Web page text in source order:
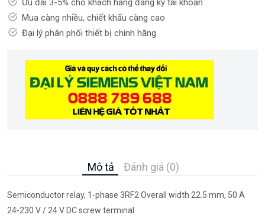
Mua càng nhiều, chiết khấu càng cao
Đại lý phân phối thiết bị chính hãng
Mô tả Đánh giá (0)
Semiconductor relay, 1-phase 3RF2 Overall width 22.5 mm, 50 A
24-230 V / 24 V DC screw terminal